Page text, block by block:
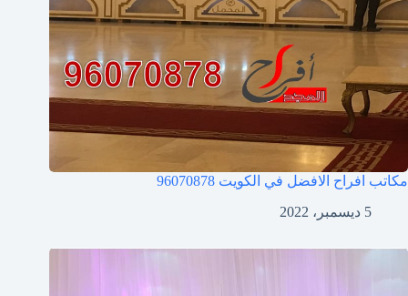
مكاتب افراح الافضل في الكويت 96070878
5 ديسمبر، 2022